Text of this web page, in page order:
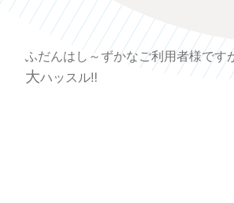
ふだんはし～ずかなご利用者様です
大ハッスル‼